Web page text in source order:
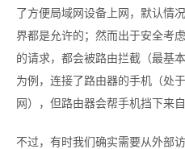
了方便局域网设备上网，默认情
界都是允许的；然而出于安全考
的请求，都会被路由拦截（最基
为例，连接了路由器的手机（处
网），但路由器会帮手机挡下来
不过，有时我们确实需要从外部